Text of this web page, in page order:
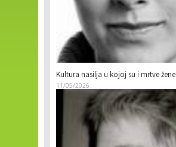
Kultura nasilja u kojoj su i mrtve
11/05/2026